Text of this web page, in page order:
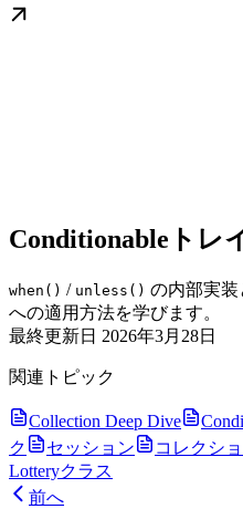
Conditionableトレ
when() / unless() の内部実装
への適用方法を学びます。
最終更新日 2026年3月28日
関連トピック
Collection Deep Dive
ク
セッション
コレクシ
Lotteryクラス
前へ